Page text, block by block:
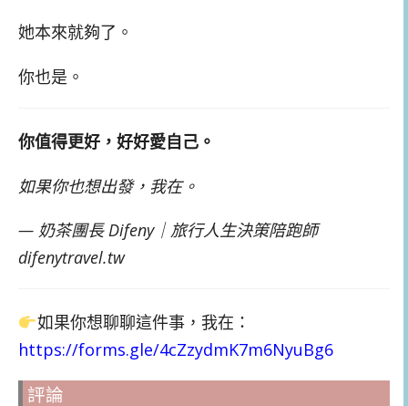
她本來就夠了。
你也是。
你值得更好，好好愛自己。
如果你也想出發，我在。
— 奶茶團長 Difeny｜旅行人生決策陪跑師
difenytravel.tw
如果你想聊聊這件事，我在：
https://forms.gle/4cZzydmK7m6NyuBg6
評論